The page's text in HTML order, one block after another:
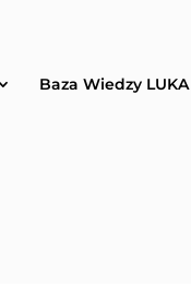
Baza Wiedzy LUKA